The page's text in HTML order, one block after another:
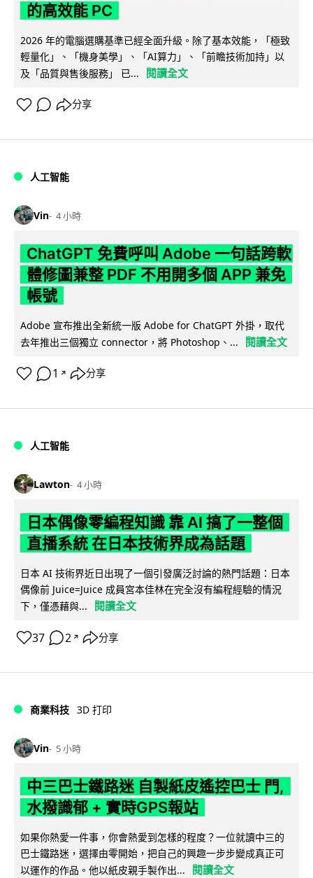
的高效能 PC
2026 年的電腦選購基準已經全面升級。除了基本效能，「極致
輕量化」、「機身美學」、「AI算力」、「前瞻技術加持」以
及「品質與售後服務」 已...
閱讀全文
分享
人工智能
Vin 4 小時
ChatGPT 免費呼叫 Adobe 一句話跨軟
體修圖兼整 PDF 不用開多個 APP 兼免
帳號
Adobe 宣布推出全新統一版 Adobe for ChatGPT 外掛，取代
去年推出三個獨立 connector，將 Photoshop、...
閱讀全文
1 ↗ 分享
人工智能
Lawton 4 小時
日本偶像零編程知識 靠 AI 搞了一整個
直播系統 在日本技術界成為話題
日本 AI 技術界近日出現了一個引發廣泛討論的熱門話題：日本
偶像前 Juice=Juice 成員宮本佳林在完全沒有編程經驗的情況
下，僅憑藉與...
閱讀全文
37 2 ↗ 分享
商業科技 3D 打印
Vin 5 小時
中三巴士鐵路迷 自製紙皮遙控巴士 門,
水撥識郁 + 實時GPS報站
如果你熱愛一件事，你會熱愛到怎樣的程度？一位就讀中三的
巴士鐵路迷，選擇由零開始，把自己的興趣一步步變成真正可
以運作的作品。他以紙皮親手製作出...
閱讀全文